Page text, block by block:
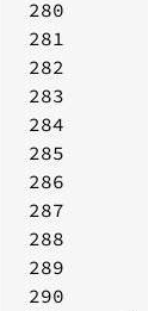
280
281
282
283
284
285
286
287
288
289
290